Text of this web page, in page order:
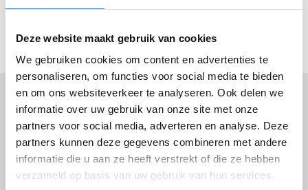
Deze website maakt gebruik van cookies
We gebruiken cookies om content en advertenties te
personaliseren, om functies voor social media te bieden
en om ons websiteverkeer te analyseren. Ook delen we
informatie over uw gebruik van onze site met onze
partners voor social media, adverteren en analyse. Deze
partners kunnen deze gegevens combineren met andere
informatie die u aan ze heeft verstrekt of die ze hebben
verzameld op basis van uw gebruik van hun services.
jeder Größe und Zusammensetzung. Ob Sie mit Kollegen,
ein perfekt abgestimmtes Programm zusammen.
und entspannte Strandaktivitäten wie *Expedition Robinson*,
im Sandskulpturenbauen. Lieber etwas Kulinarisches?
oder einem Abendessen mit Meerblick.
und Lehrer.
Spezialisierte Betriebsausflüge & Firmenveranstaltungen
Teambuilding & Spaß garantiert
Scheveningen + weitere Strandorte an der Küste
Südhollands
✔ Große Gruppen: 500+ Personen
Für alle Teilnehmer etwas dabei. Allen viel Spaß!